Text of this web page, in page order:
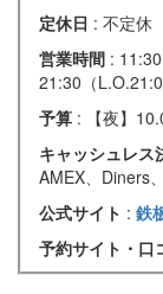
定休日 : 不定休
営業時間 :
21:30（
予算 : 【夜】
キャッシュレス
AMEX、Diners
公式サイト : 鉄
予約サイト・口